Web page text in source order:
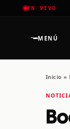
EN VIVO
Coachella 2026✱
MENÚ
Inicio »